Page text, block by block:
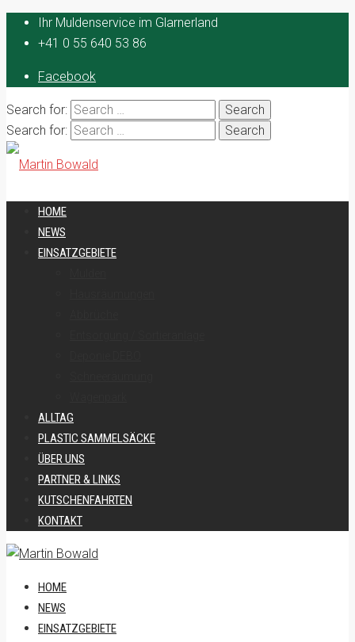
Ihr Muldenservice im Glarnerland
+41 0 55 640 53 86
Facebook
Search for:
Search for:
HOME
NEWS
EINSATZGEBIETE
ALLTAG
PLASTIC SAMMELSÄCKE
ÜBER UNS
PARTNER & LINKS
KUTSCHENFAHRTEN
KONTAKT
HOME
NEWS
EINSATZGEBIETE